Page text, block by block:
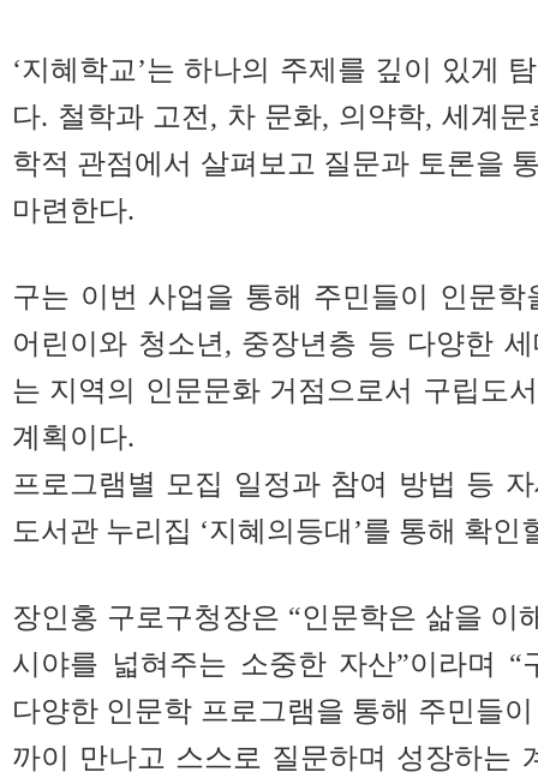
‘지혜학교’는 하나의 주제를 깊이 있게
다. 철학과 고전, 차 문화, 의약학, 세계
학적 관점에서 살펴보고 질문과 토론을
마련한다.
구는 이번 사업을 통해 주민들이 인문
어린이와 청소년, 중장년층 등 다양한
는 지역의 인문문화 거점으로서 구립도
계획이다.
프로그램별 모집 일정과 참여 방법 등
도서관 누리집 ‘지혜의등대’를 통해 확인
장인홍 구로구청장은 “인문학은 삶을 이
시야를 넓혀주는 소중한 자산”이라며 “
다양한 인문학 프로그램을 통해 주민들
까이 만나고 스스로 질문하며 성장하는